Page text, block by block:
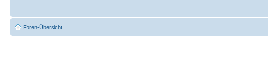
Foren-Übersicht